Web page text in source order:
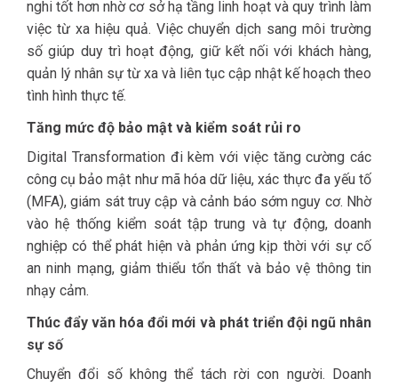
nghi tốt hơn nhờ cơ sở hạ tầng linh hoạt và quy trình làm
việc từ xa hiệu quả. Việc chuyển dịch sang môi trường
số giúp duy trì hoạt động, giữ kết nối với khách hàng,
quản lý nhân sự từ xa và liên tục cập nhật kế hoạch theo
tình hình thực tế.
Tăng mức độ bảo mật và kiểm soát rủi ro
Digital Transformation đi kèm với việc tăng cường các
công cụ bảo mật như mã hóa dữ liệu, xác thực đa yếu tố
(MFA), giám sát truy cập và cảnh báo sớm nguy cơ. Nhờ
vào hệ thống kiểm soát tập trung và tự động, doanh
nghiệp có thể phát hiện và phản ứng kịp thời với sự cố
an ninh mạng, giảm thiểu tổn thất và bảo vệ thông tin
nhạy cảm.
Thúc đẩy văn hóa đổi mới và phát triển đội ngũ nhân
sự số
Chuyển đổi số không thể tách rời con người. Doanh